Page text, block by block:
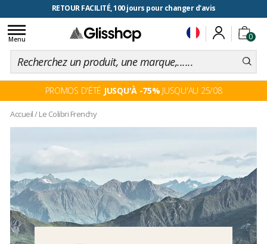
RETOUR FACILITÉ, 100 jours pour changer d'avis
0
Toggle
navigation
Menu
PROMOS D'ÉTÉ JUSQU'À -75% JUSQU'AU 25/08
Accueil/Le Colibri Frenchy